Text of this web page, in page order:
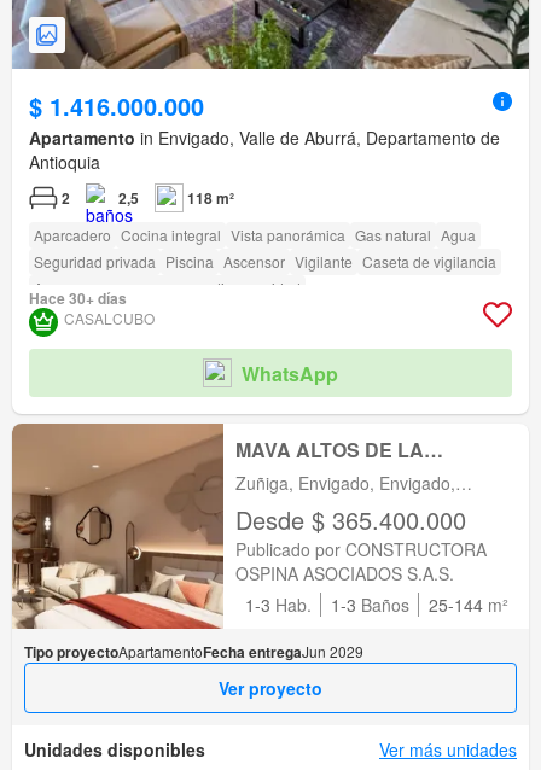
$ 1.416.000.000
Apartamento in Envigado, Valle de Aburrá, Departamento de
Antioquia
2 2,5 118 m²
Aparcadero Cocina integral Vista panorámica Gas natural Agua
Seguridad privada Piscina Ascensor Vigilante Caseta de vigilancia
Acceso para personas con discapacidad
Hace 30+ días
CASALCUBO
WhatsApp
MAVA ALTOS DE LA
FRONTERA MEDELLIN
Zuñiga, Envigado, Envigado,
Antioquia
Desde $ 365.400.000
Publicado por CONSTRUCTORA
OSPINA ASOCIADOS S.A.S.
1-3 Hab. 1-3 Baños 25-144 m²
Tipo proyectoApartamentoFecha entregaJun 2029
Ver proyecto
Unidades disponibles Ver más unidades